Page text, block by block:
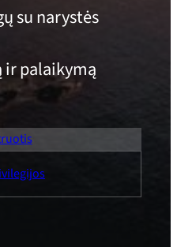
su narystės
ir palaikymą